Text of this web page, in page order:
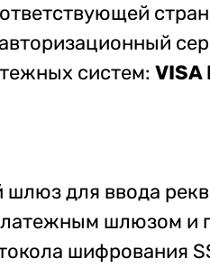
систем:
для ввода
шлюзом и
шифрования